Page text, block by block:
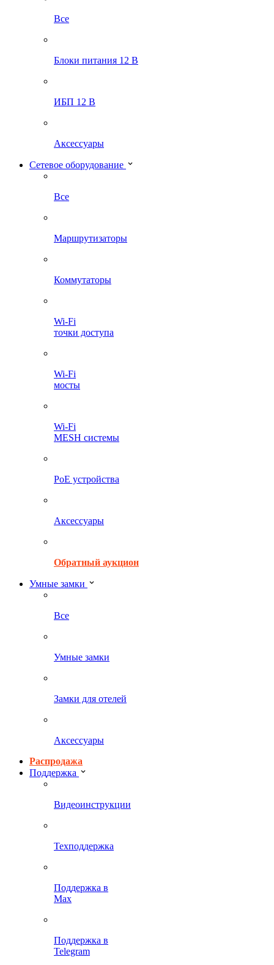
Все
Блоки питания 12 В
ИБП 12 В
Аксессуары
Сетевое оборудование
Все
Маршрутизаторы
Коммутаторы
Wi-Fi
точки доступа
Wi-Fi
мосты
Wi-Fi
MESH системы
PoE устройства
Аксессуары
Обратный аукцион
Умные замки
Все
Умные замки
Замки для отелей
Аксессуары
Распродажа
Поддержка
Видеоинструкции
Техподдержка
Поддержка в
Max
Поддержка в
Telegram